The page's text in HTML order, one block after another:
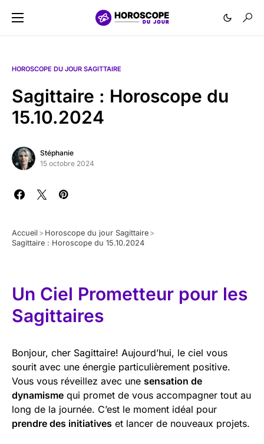
HOROSCOPE DU JOUR SAGITTAIRE
Sagittaire : Horoscope du
15.10.2024
Stéphanie
15 octobre 2024
Accueil > Horoscope du jour Sagittaire >
Sagittaire : Horoscope du 15.10.2024
Un Ciel Prometteur pour les
Sagittaires
Bonjour, cher Sagittaire! Aujourd’hui, le ciel vous
sourit avec une énergie particulièrement positive.
Vous vous réveillez avec une sensation de
dynamisme qui promet de vous accompagner tout au
long de la journée. C’est le moment idéal pour
prendre des initiatives et lancer de nouveaux projets.